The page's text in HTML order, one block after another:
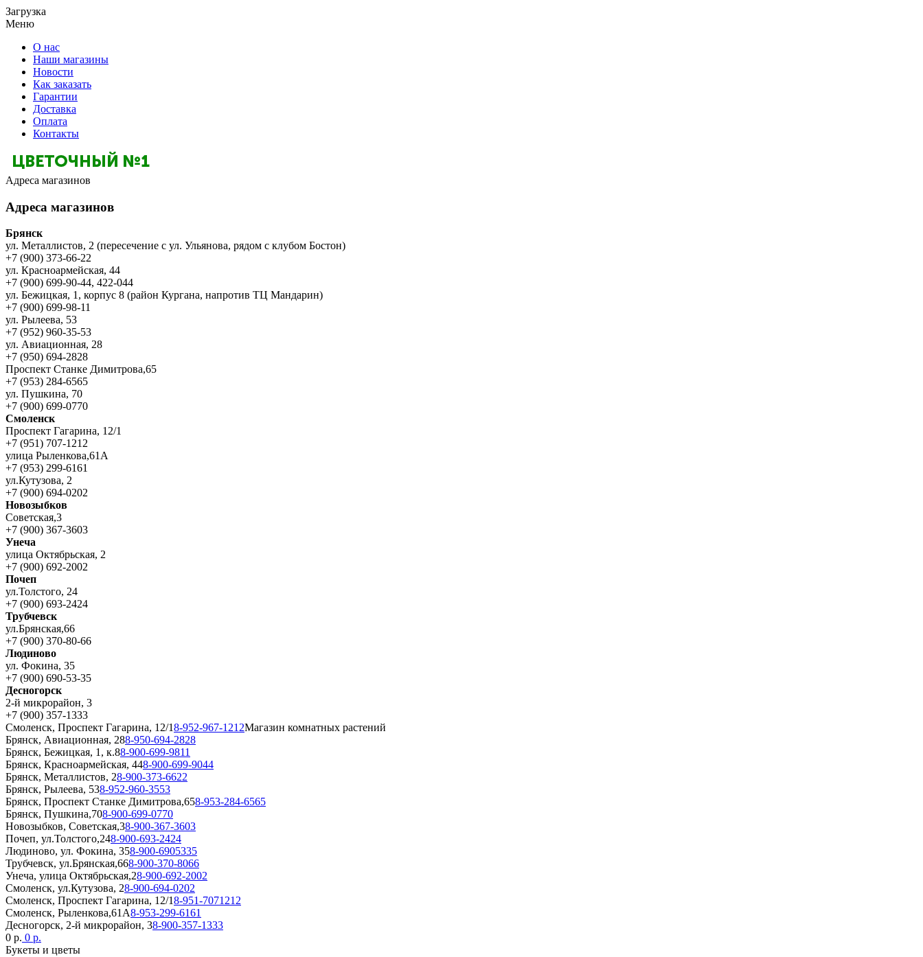
Загрузка
Меню
О нас
Наши магазины
Новости
Как заказать
Гарантии
Доставка
Оплата
Контакты
Адреса магазинов
Адреса магазинов
Брянск
ул. Металлистов, 2 (пересечение с ул. Ульянова, рядом с клубом Бостон)
+7 (900) 373-66-22
ул. Красноармейская, 44
+7 (900) 699-90-44, 422-044
ул. Бежицкая, 1, корпус 8 (район Кургана, напротив ТЦ Мандарин)
+7 (900) 699-98-11
ул. Рылеева, 53
+7 (952) 960-35-53
ул. Авиационная, 28
+7 (950) 694-2828
Проспект Станке Димитрова,65
+7 (953) 284-6565
ул. Пушкина, 70
+7 (900) 699-0770
Смоленск
Проспект Гагарина, 12/1
+7 (951) 707-1212
улица Рыленкова,61А
+7 (953) 299-6161
ул.Кутузова, 2
+7 (900) 694-0202
Новозыбков
Советская,3
+7 (900) 367-3603
Унеча
улица Октябрьская, 2
+7 (900) 692-2002
Почеп
ул.Толстого, 24
+7 (900) 693-2424
Трубчевск
ул.Брянская,66
+7 (900) 370-80-66
Людиново
ул. Фокина, 35
+7 (900) 690-53-35
Десногорск
2-й микрорайон, 3
+7 (900) 357-1333
Смоленск, Проспект Гагарина, 12/18-952-967-1212Магазин комнатных растений
Брянск, Авиационная, 288-950-694-2828
Брянск, Бежицкая, 1, к.88-900-699-9811
Брянск, Красноармейская, 448-900-699-9044
Брянск, Металлистов, 28-900-373-6622
Брянск, Рылеева, 538-952-960-3553
Брянск, Проспект Станке Димитрова,658-953-284-6565
Брянск, Пушкина,708-900-699-0770
Новозыбков, Советская,38-900-367-3603
Почеп, ул.Толстого,248-900-693-2424
Людиново, ул. Фокина, 358-900-6905335
Трубчевск, ул.Брянская,668-900-370-8066
Унеча, улица Октябрьская,28-900-692-2002
Смоленск, ул.Кутузова, 28-900-694-0202
Смоленск, Проспект Гагарина, 12/18-951-7071212
Смоленск, Рыленкова,61А8-953-299-6161
Десногорск, 2-й микрорайон, 38-900-357-1333
0 р. 0 р.
Букеты и цветы